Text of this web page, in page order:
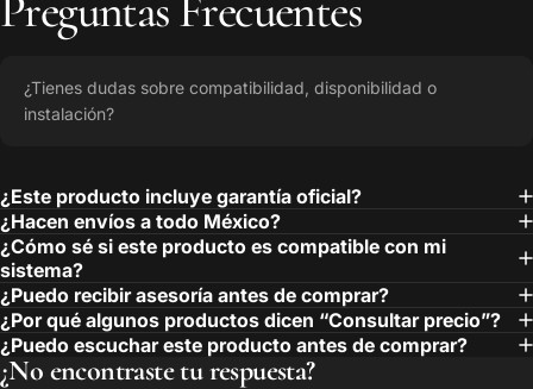
¿Tienes dudas sobre compatibilidad, disponibilidad o
instalación?
¿Este producto incluye garantía oficial?
¿Hacen envíos a todo México?
¿Cómo sé si este producto es compatible con mi
sistema?
¿Puedo recibir asesoría antes de comprar?
¿Por qué algunos productos dicen “Consultar precio”?
¿Puedo escuchar este producto antes de comprar?
¿No encontraste tu respuesta?